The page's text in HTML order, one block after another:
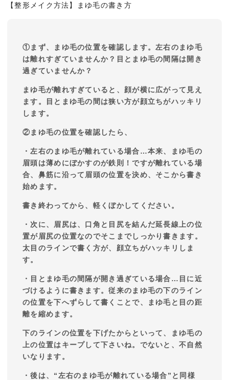
【整形メイク方法】まゆ毛の書き方
①まず、まゆ毛の位置を確認します。左右のまゆ毛
は離れすぎていませんか？目とまゆ毛の間隔は開き
過ぎていませんか？
まゆ毛が離れすぎていると、顔が横に広がって見え
ます。目とまゆ毛の間は狭い方が顔立ちがハッキリ
します。
②まゆ毛の位置を確認したら、
・左右のまゆ毛が離れている場合…本来、まゆ毛の
眉頭は薄めにぼかすのが鉄則！ですが離れている場
合、鼻筋に沿って眉頭の位置を決め、そこから書き
始めます。
書き終わってから、軽くぼかしてください。
・次に、眉尻は、口角と目尻を結んだ延長線上の位
置が眉尻の位置なのでそこまでしっかり書きます。
太目のラインで書く方が、顔立ちがハッキリしま
す。
・目とまゆ毛の間隔が開き過ぎている場合…目に近
づけるように書きます。従来のまゆ毛の下のライン
の位置を下へずらして書くことで、まゆ毛と目の距
離を縮めます。
下のラインの位置を下げたからといって、まゆ毛の
上の位置はキープして下さいね。でないと、不自然
いなります。
・後は、“左右のまゆ毛が離れている場合”と同様